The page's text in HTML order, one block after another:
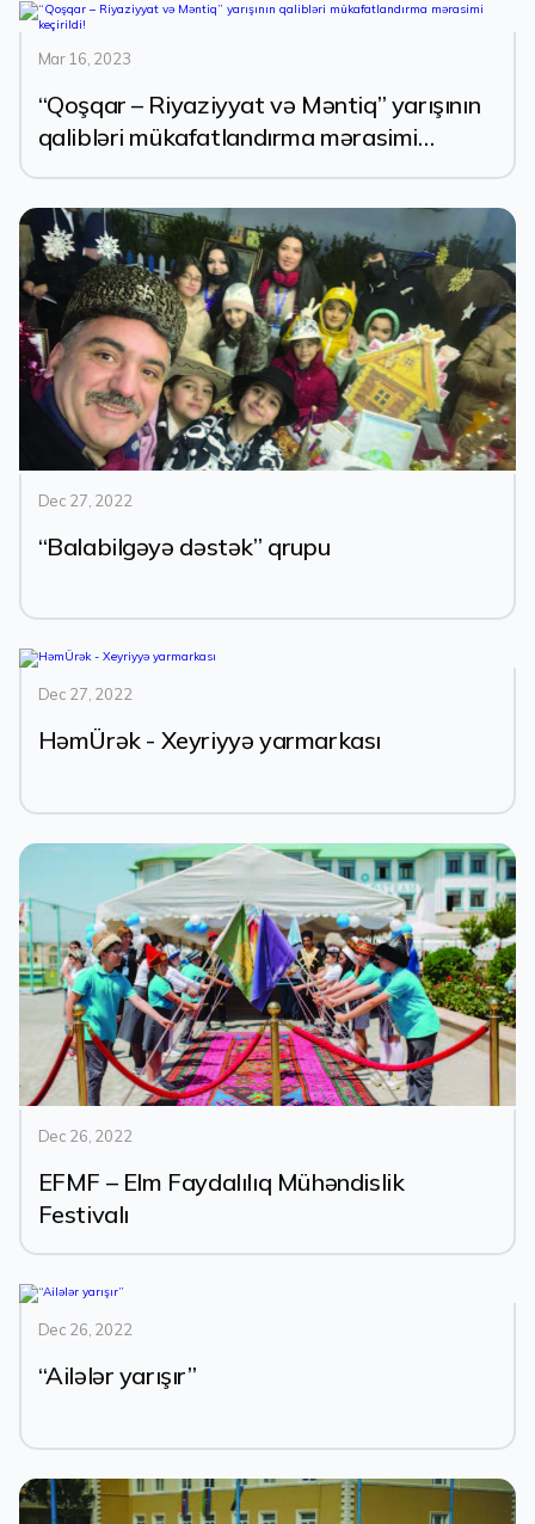
Mar 16, 2023
“Qoşqar – Riyaziyyat və Məntiq” yarışının
qalibləri mükafatlandırma mərasimi
keçirildi!
Dec 27, 2022
“Balabilgəyə dəstək” qrupu
Dec 27, 2022
HəmÜrək - Xeyriyyə yarmarkası
Dec 26, 2022
EFMF – Elm Faydalılıq Mühəndislik
Festivalı
Dec 26, 2022
“Ailələr yarışır”